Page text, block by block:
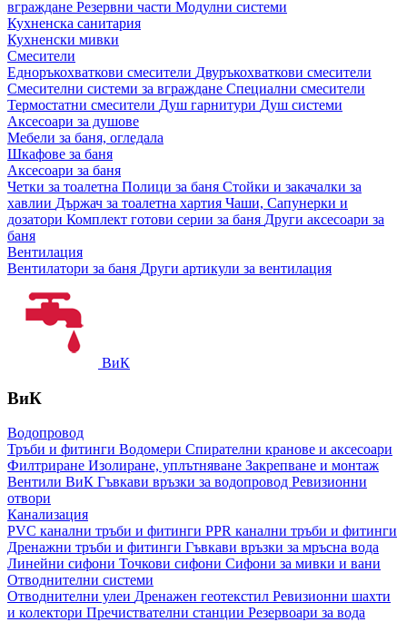
вграждане Резервни части Модулни системи
Кухненска санитария
Кухненски мивки
Смесители
Едноръкохваткови смесители Двуръкохваткови смесители
Смесителни системи за вграждане Специални смесители
Термостатни смесители Душ гарнитури Душ системи
Аксесоари за душове
Мебели за баня, огледала
Шкафове за баня
Аксесоари за баня
Четки за тоалетна Полици за баня Стойки и закачалки за
хавлии Държач за тоалетна хартия Чаши, Сапунерки и
дозатори Комплект готови серии за баня Други аксесоари за
баня
Вентилация
Вентилатори за баня Други артикули за вентилация
ВиК
ВиК
Водопровод
Тръби и фитинги Водомери Спирателни кранове и аксесоари
Филтриране Изолиране, уплътняване Закрепване и монтаж
Вентили ВиК Гъвкави връзки за водопровод Ревизионни
отвори
Канализация
PVC канални тръби и фитинги PPR канални тръби и фитинги
Дренажни тръби и фитинги Гъвкави връзки за мръсна вода
Линейни сифони Точкови сифони Сифони за мивки и вани
Отводнителни системи
Отводнителни улеи Дренажен геотекстил Ревизионни шахти
и колектори Пречиствателни станции Резервоари за вода